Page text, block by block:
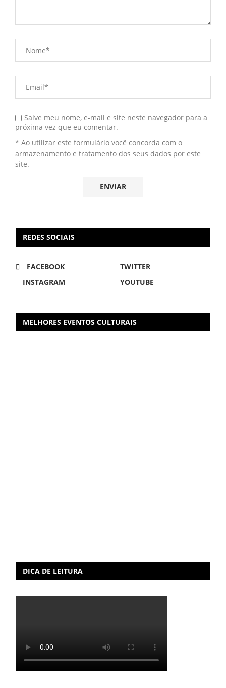
Salve meu nome, e-mail e site neste navegador para a
próxima vez que eu comentar.
* Ao utilizar este formulário você concorda com o
armazenamento e tratamento dos seus dados por este
site.
REDES SOCIAIS
FACEBOOK
TWITTER
INSTAGRAM
YOUTUBE
MELHORES EVENTOS CULTURAIS
DICA DE LEITURA